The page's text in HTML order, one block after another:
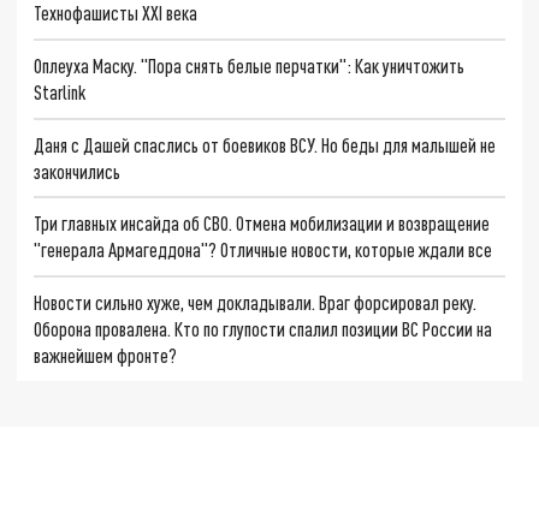
Технофашисты XXI века
Оплеуха Маску. "Пора снять белые перчатки": Как уничтожить
Starlink
Даня с Дашей спаслись от боевиков ВСУ. Но беды для малышей не
закончились
Три главных инсайда об СВО. Отмена мобилизации и возвращение
"генерала Армагеддона"? Отличные новости, которые ждали все
Новости сильно хуже, чем докладывали. Враг форсировал реку.
Оборона провалена. Кто по глупости спалил позиции ВС России на
важнейшем фронте?